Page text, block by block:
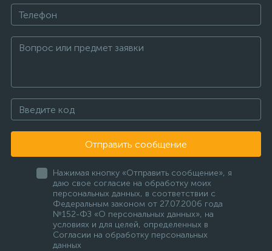
Отправить сообщение
Нажимая кнопку «Отправить сообщение», я
даю свое согласие на обработку моих
персональных данных, в соответствии с
Федеральным законом от 27.07.2006 года
№152-ФЗ «О персональных данных», на
условиях и для целей, определенных в
Согласии на обработку персональных
данных